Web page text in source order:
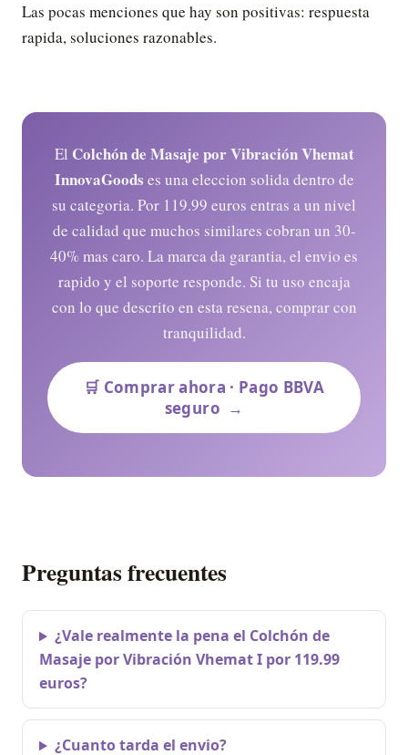
Las pocas menciones que hay son positivas: respuesta
rapida, soluciones razonables.
El Colchón de Masaje por Vibración Vhemat
InnovaGoods es una eleccion solida dentro de
su categoria. Por 119.99 euros entras a un nivel
de calidad que muchos similares cobran un 30-
40% mas caro. La marca da garantia, el envio es
rapido y el soporte responde. Si tu uso encaja
con lo que descrito en esta resena, comprar con
tranquilidad.
🛒 Comprar ahora · Pago BBVA
seguro →
Preguntas frecuentes
¿Vale realmente la pena el Colchón de
Masaje por Vibración Vhemat I por 119.99
euros?
¿Cuanto tarda el envio?